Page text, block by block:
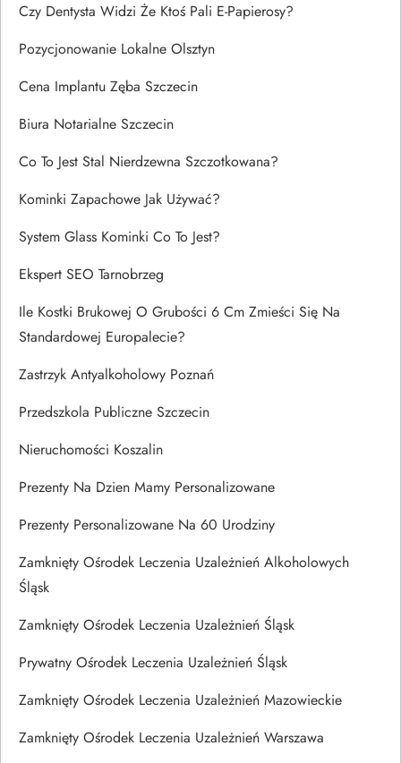
Czy Dentysta Widzi Że Ktoś Pali E-Papierosy?
Pozycjonowanie Lokalne Olsztyn
Cena Implantu Zęba Szczecin
Biura Notarialne Szczecin
Co To Jest Stal Nierdzewna Szczotkowana?
Kominki Zapachowe Jak Używać?
System Glass Kominki Co To Jest?
Ekspert SEO Tarnobrzeg
Ile Kostki Brukowej O Grubości 6 Cm Zmieści Się Na
Standardowej Europalecie?
Zastrzyk Antyalkoholowy Poznań
Przedszkola Publiczne Szczecin
Nieruchomości Koszalin
Prezenty Na Dzien Mamy Personalizowane
Prezenty Personalizowane Na 60 Urodziny
Zamknięty Ośrodek Leczenia Uzależnień Alkoholowych
Śląsk
Zamknięty Ośrodek Leczenia Uzależnień Śląsk
Prywatny Ośrodek Leczenia Uzależnień Śląsk
Zamknięty Ośrodek Leczenia Uzależnień Mazowieckie
Zamknięty Ośrodek Leczenia Uzależnień Warszawa